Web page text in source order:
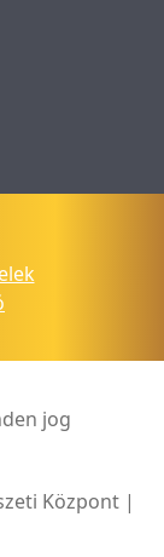
jog
Központ |